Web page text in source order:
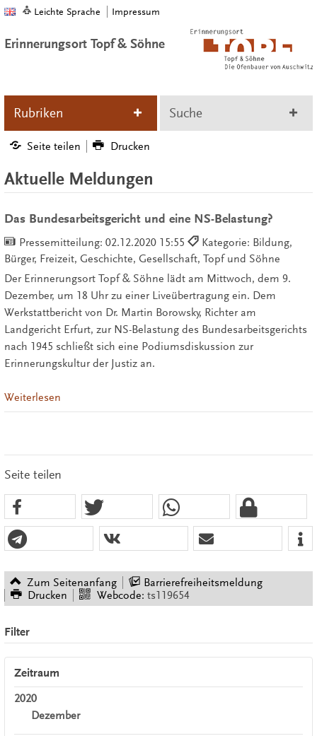
Leichte Sprache Impressum
Erinnerungsort Topf & Söhne
Rubriken Suche
Seite teilen Drucken
Aktuelle Meldungen
Das Bundesarbeitsgericht und eine NS-Belastung?
Pressemitteilung: 02.12.2020 15:55
Kategorie: Bildung,
Bürger, Freizeit, Geschichte, Gesellschaft, Topf und Söhne
Der Erinnerungsort Topf & Söhne lädt am Mittwoch, dem 9.
Dezember, um 18 Uhr zu einer Liveübertragung ein. Dem
Werkstattbericht von Dr. Martin Borowsky, Richter am
Landgericht Erfurt, zur NS-Belastung des Bundesarbeitsgerichts
nach 1945 schließt sich eine Podiumsdiskussion zur
Erinnerungskultur der Justiz an.
Weiterlesen
Seite teilen
Zum Seitenanfang
Barrierefreiheitsmeldung
Drucken
Webcode: ts119654
Filter
Zeitraum
2020
Dezember